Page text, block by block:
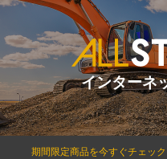
インターネ
期間限定商品を今すぐチェック